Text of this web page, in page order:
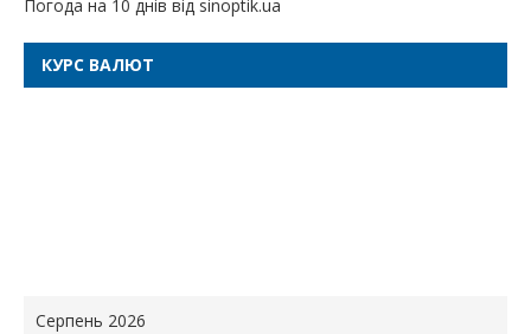
Погода на 10 днів від sinoptik.ua
КУРС ВАЛЮТ
Серпень 2026